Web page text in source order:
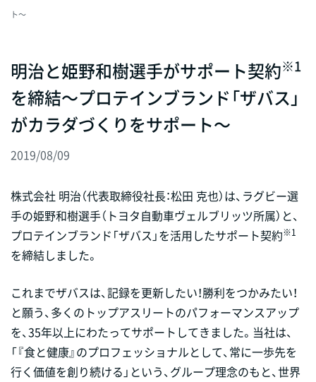
ト～
明治と姫野和樹選手がサポート契約※1
を締結～プロテインブランド「ザバス」
がカラダづくりをサポート～
2019/08/09
株式会社 明治（代表取締役社長：松田 克也）は、ラグビー選
手の姫野和樹選手（トヨタ自動車ヴェルブリッツ所属）と、
プロテインブランド「ザバス」を活用したサポート契約※1
を締結しました。
これまでザバスは、記録を更新したい！勝利をつかみたい！
と願う、多くのトップアスリートのパフォーマンスアップ
を、35年以上にわたってサポートしてきました。当社は、
「『食と健康』のプロフェッショナルとして、常に一歩先を
行く価値を創り続ける」という、グループ理念のもと、世界